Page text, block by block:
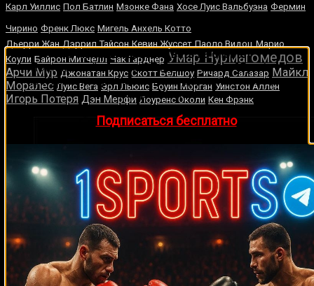
Карл Уиллис Пол Батлин Мзонке Фана Хосе Луис Вальбуэна Фермин
Чирино Френк Люкс Мигель Анхель Котто
Дьерри Жан Дэррил Тайсон Кевин Жуссет Паоло Видоц Марио
Коули Байрон Митчелл Чак Гарднер Умар Нурмагомедов
Арчи Мур Джонатан Крус Скотт Белшоу Ричард Салазар Майкл
Моралес Луис Вега Эрл Льюис Боуин Морган Уинстон Аллен
Игорь Потеря Дэн Мерфи Лоуренс Околи Кен Фрэнк
🔥 Хочешь зарабатывать на спорте?
Подписывайся на наш Telegram-канал1Sports—
прогнозы на единоборства и другие виды спорта
каждый день!
Подписаться бесплатно